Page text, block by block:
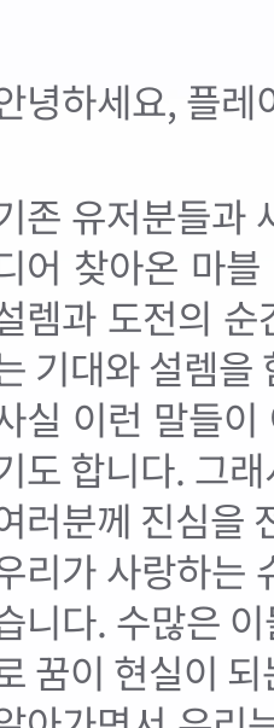
녕하세요, 플레
존 유저분들과
어 찾아온 마
렘과 도전의
기대와 설렘을
실 이런 말들
도 합니다. 그
러분께 진심을
리가 사랑하는
니다. 수많은
꿈이 현실이